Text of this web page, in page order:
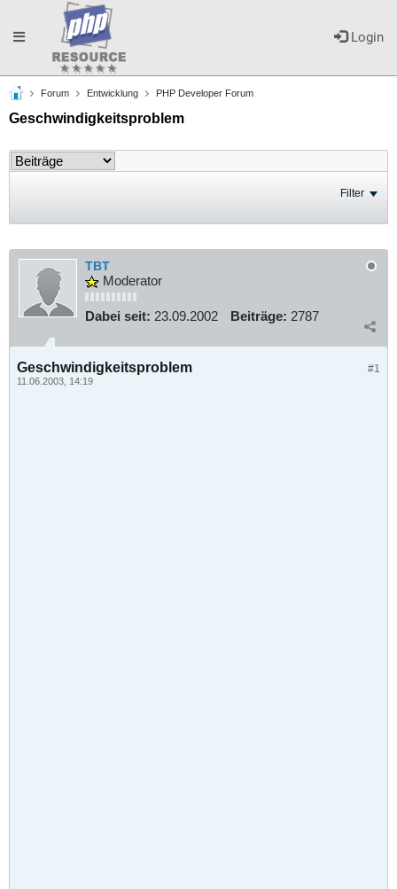
Login
Toggle
navigation
Forum Entwicklung PHP Developer Forum
Geschwindigkeitsproblem
Filter
TBT
Moderator
Dabei seit: 23.09.2002 Beiträge: 2787
#1
Geschwindigkeitsproblem
11.06.2003, 14:19